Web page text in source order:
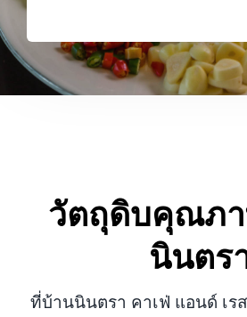
วัตถุดิบคุณภ
นินตร
ที่บ้านนินตรา คาเฟ่ แอนด์ เรส